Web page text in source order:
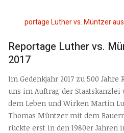
Reportage Luther vs.
2017
Im Gedenkjahr 2017 zu 500
uns im Auftrag der Staatskanzlei
dem Leben und Wirken Martin
Thomas Müntzer mit dem
rückte erst in den 1980er